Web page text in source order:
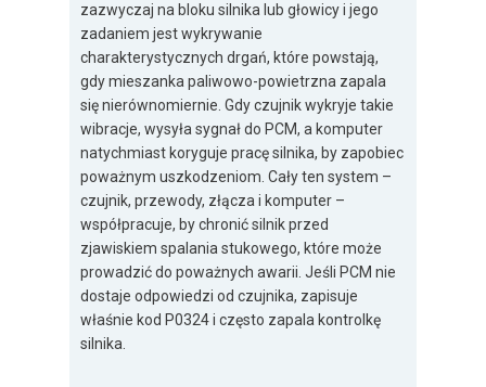
zazwyczaj na bloku silnika lub głowicy i jego
zadaniem jest wykrywanie
charakterystycznych drgań, które powstają,
gdy mieszanka paliwowo-powietrzna zapala
się nierównomiernie. Gdy czujnik wykryje takie
wibracje, wysyła sygnał do PCM, a komputer
natychmiast koryguje pracę silnika, by zapobiec
poważnym uszkodzeniom. Cały ten system –
czujnik, przewody, złącza i komputer –
współpracuje, by chronić silnik przed
zjawiskiem spalania stukowego, które może
prowadzić do poważnych awarii. Jeśli PCM nie
dostaje odpowiedzi od czujnika, zapisuje
właśnie kod P0324 i często zapala kontrolkę
silnika.